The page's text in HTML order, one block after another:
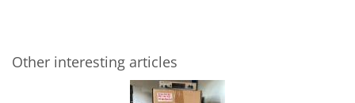
Other interesting articles